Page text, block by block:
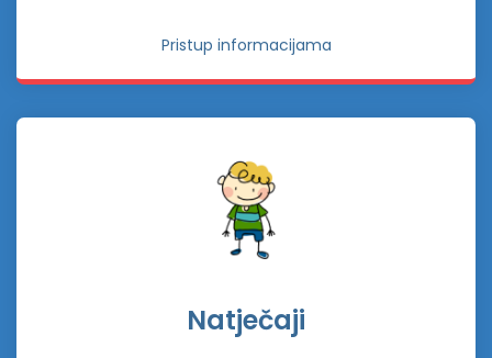
Pristup informacijama
Natječaji